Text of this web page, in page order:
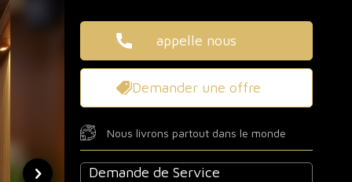
appelle nous
Demander une offre
Nous livrons partout dans le monde
Demande de Service